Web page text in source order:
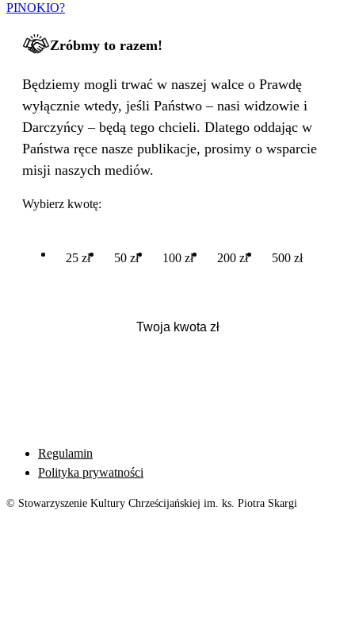
PINOKIO?
Zróbmy to razem!
Będziemy mogli trwać w naszej walce o Prawdę
wyłącznie wtedy, jeśli Państwo – nasi widzowie i
Darczyńcy – będą tego chcieli. Dlatego oddając w
Państwa ręce nasze publikacje, prosimy o wsparcie
misji naszych mediów.
Wybierz kwotę:
25 zł 50 zł 100 zł 200 zł 500 zł
Regulamin
Polityka prywatności
© Stowarzyszenie Kultury Chrześcijańskiej im. ks. Piotra Skargi